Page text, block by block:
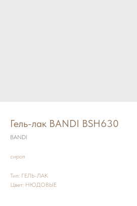
Гель-лак BANDI BSH630
BANDI
сироп
Тип: ГЕЛЬ-ЛАК
Цвет: НЮДОВЫЕ